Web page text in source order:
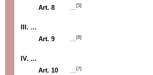
Art. 8
…[5]
III. …
Art. 9
…[6]
IV. …
Art. 10
… [7]